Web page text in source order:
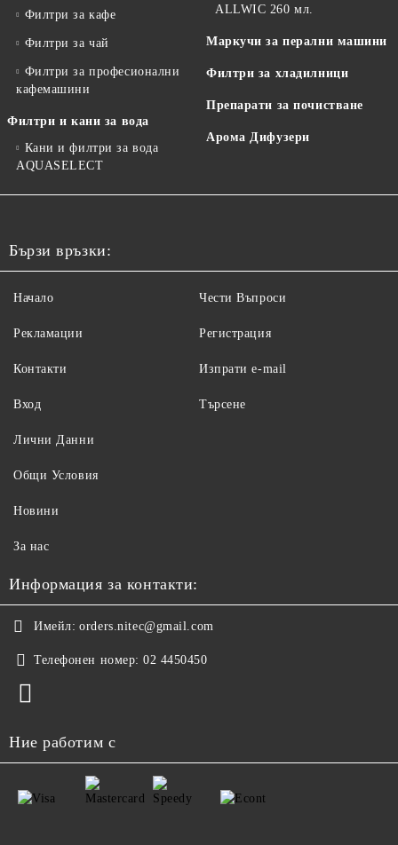
Филтри за кафе
Филтри за чай
Филтри за професионални
кафемашини
Филтри и кани за вода
Кани и филтри за вода
AQUASELECT
ALLWIC 260 мл.
Маркучи за перални машини
Филтри за хладилници
Препарати за почистване
Арома Дифузери
Бързи връзки:
Начало
Рекламации
Контакти
Вход
Чести Въпроси
Регистрация
Изпрати e-mail
Търсене
Лични Данни
Общи Условия
Новини
За нас
Информация за контакти:
Имейл: orders.nitec@gmail.com
Телефонен номер: 02 4450450
Ние работим с